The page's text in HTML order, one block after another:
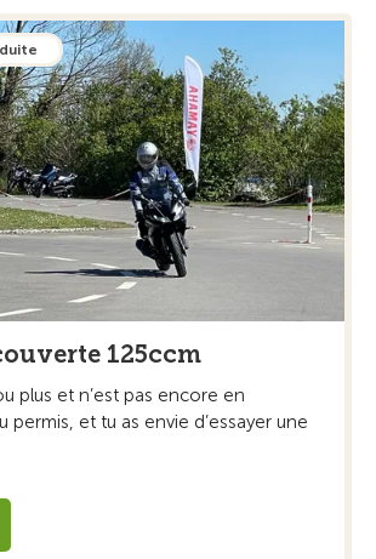
125ccm
plus et n’est pas encore en
permis, et tu as envie d’essayer une